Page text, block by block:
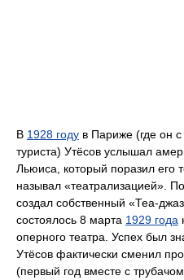
В 1928 году в Париже (где он
туриста) Утёсов услышал
Льюиса, который поразил его
называл «театрализацией».
создал собственный «Теа-
состоялось 8 марта 1929 года
оперного театра. Успех был
Утёсов фактически сменил
(первый год вместе с